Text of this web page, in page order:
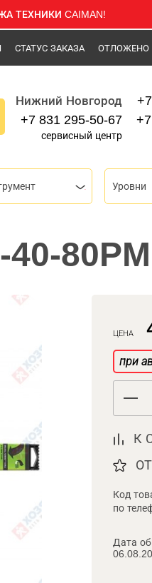
ТЕХНИКИ CAIMAN!
СТАТУС ЗАКАЗА ОТЛОЖЕНО
Нижний Новгород
+7 831 295-50-67
сервисный центр
Уровни
ЦЕНА
при
К
Код
по
Дата